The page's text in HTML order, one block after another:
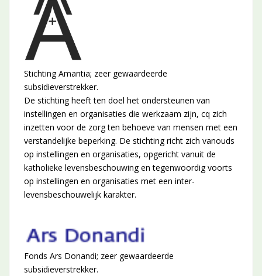
Stichting Amantia; zeer gewaardeerde
subsidieverstrekker.
De stichting heeft ten doel het ondersteunen van
instellingen en organisaties die werkzaam zijn, cq zich
inzetten voor de zorg ten behoeve van mensen met een
verstandelijke beperking. De stichting richt zich vanouds
op instellingen en organisaties, opgericht vanuit de
katholieke levensbeschouwing en tegenwoordig voorts
op instellingen en organisaties met een inter-
levensbeschouwelijk karakter.
Fonds Ars Donandi; zeer gewaardeerde
subsidieverstrekker.